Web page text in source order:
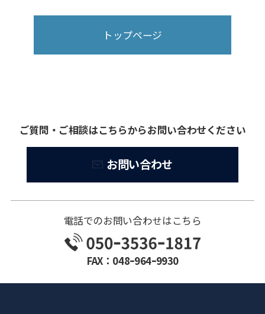
トップページ
ご質問・ご相談はこちらからお問い合わせください
お問い合わせ
電話でのお問い合わせはこちら
FAX：048ｰ964ｰ9930